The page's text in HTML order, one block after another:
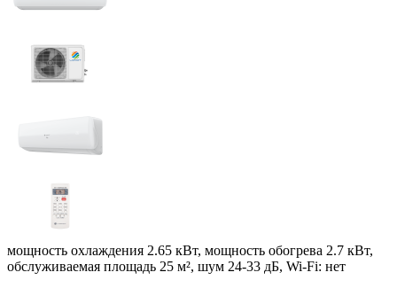
мощность охлаждения 2.65 кВт, мощность обогрева 2.7 кВт,
обслуживаемая площадь 25 м², шум 24-33 дБ, Wi-Fi: нет